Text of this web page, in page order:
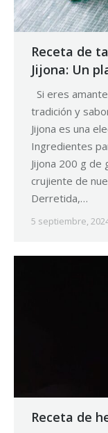
Receta de
Jijona: Un
Si eres
tradición y
Jijona es una
Ingredientes
Jijona 200 g de
crujiente de
Derretida,…
5 septiembre,
Receta de